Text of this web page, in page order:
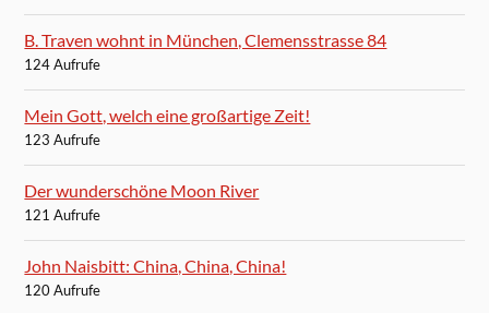
B. Traven wohnt in München, Clemensstrasse 84
124 Aufrufe
Mein Gott, welch eine großartige Zeit!
123 Aufrufe
Der wunderschöne Moon River
121 Aufrufe
John Naisbitt: China, China, China!
120 Aufrufe